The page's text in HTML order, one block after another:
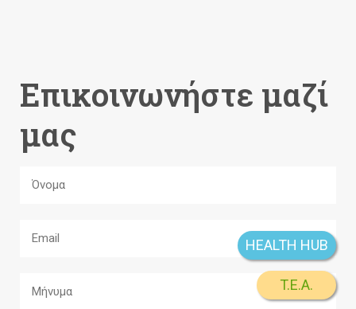
Επικοινωνήστε μαζί
μας
T.E.A.
HEALTH HUB